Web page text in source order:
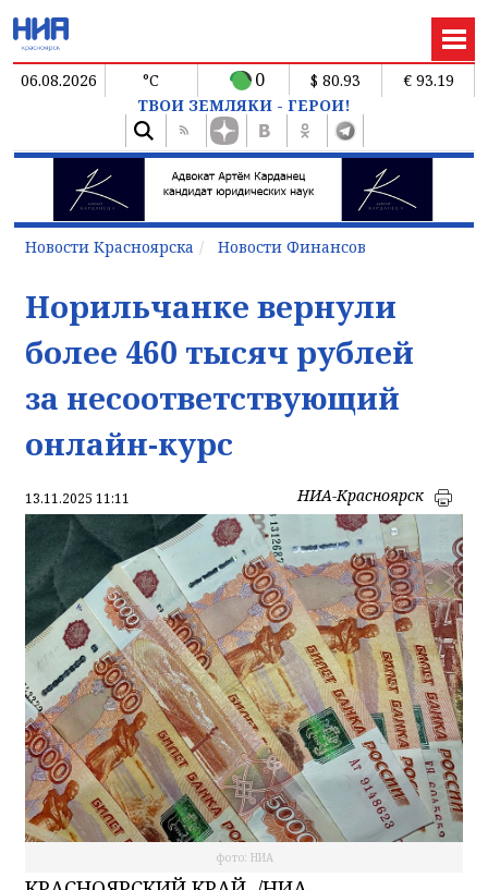
06.08.2026 °C 0 $ 80.93
€ 93.19
ТВОИ ЗЕМЛЯКИ - ГЕРОИ!
Новости Красноярска Новости Финансов
Норильчанке вернули
более 460 тысяч рублей
за несоответствующий
онлайн-курс
13.11.2025 11:11 НИА-Красноярск
фото: НИА